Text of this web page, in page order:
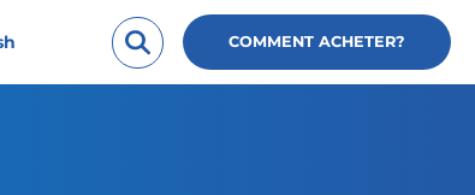
COMMENT ACHETER?